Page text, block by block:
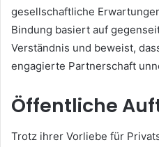
gesellschaftliche
Bindung basiert auf
Verständnis und beweist,
engagierte Partnerschaft
Öffentliche
Trotz ihrer Vorliebe für